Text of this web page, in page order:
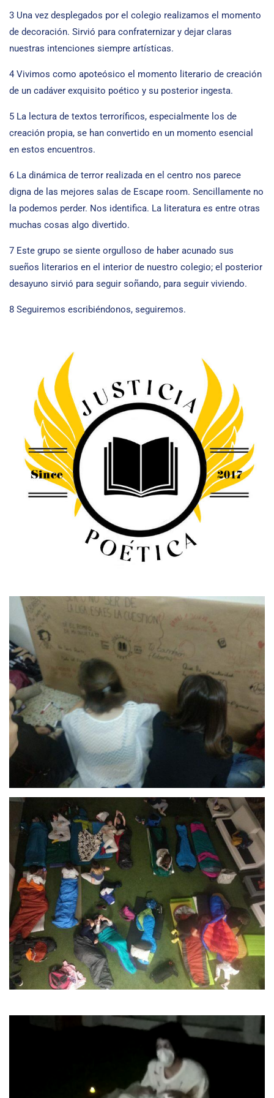
3 Una vez desplegados por el colegio realizamos el momento
de decoración. Sirvió para confraternizar y dejar claras
nuestras intenciones siempre artísticas.
4 Vivimos como apoteósico el momento literario de creación
de un cadáver exquisito poético y su posterior ingesta.
5 La lectura de textos terroríficos, especialmente los de
creación propia, se han convertido en un momento esencial
en estos encuentros.
6 La dinámica de terror realizada en el centro nos parece
digna de las mejores salas de Escape room. Sencillamente no
la podemos perder. Nos identifica. La literatura es entre otras
muchas cosas algo divertido.
7 Este grupo se siente orgulloso de haber acunado sus
sueños literarios en el interior de nuestro colegio; el posterior
desayuno sirvió para seguir soñando, para seguir viviendo.
8 Seguiremos escribiéndonos, seguiremos.